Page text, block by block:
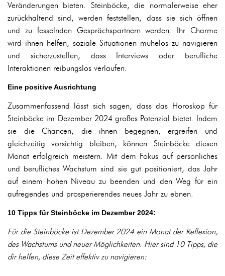
Veränderungen bieten. Steinböcke, die normalerweise eher
zurückhaltend sind, werden feststellen, dass sie sich öffnen
und zu fesselnden Gesprächspartnern werden. Ihr Charme
wird ihnen helfen, soziale Situationen mühelos zu navigieren
und sicherzustellen, dass Interviews oder berufliche
Interaktionen reibungslos verlaufen.
Eine positive Ausrichtung
Zusammenfassend lässt sich sagen, dass das Horoskop für
Steinböcke im Dezember 2024 großes Potenzial bietet. Indem
sie die Chancen, die ihnen begegnen, ergreifen und
gleichzeitig vorsichtig bleiben, können Steinböcke diesen
Monat erfolgreich meistern. Mit dem Fokus auf persönliches
und berufliches Wachstum sind sie gut positioniert, das Jahr
auf einem hohen Niveau zu beenden und den Weg für ein
aufregendes und prosperierendes neues Jahr zu ebnen.
10 Tipps für Steinböcke im Dezember 2024:
Für die Steinböcke ist Dezember 2024 ein Monat der Reflexion,
des Wachstums und neuer Möglichkeiten. Hier sind 10 Tipps, die
dir helfen, diese Zeit effektiv zu navigieren: